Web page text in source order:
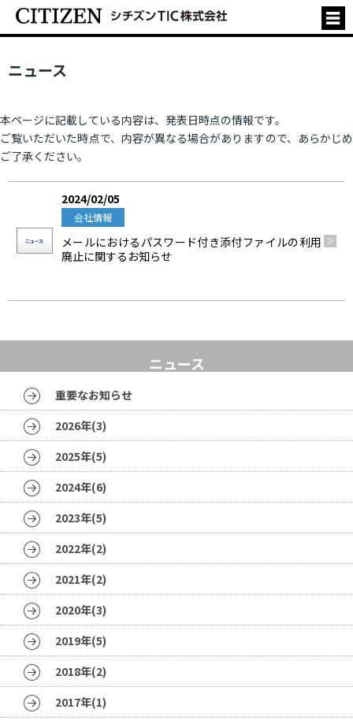
ニュース
本ページに記載している内容は、発表日時点の情報です。
ご覧いただいた時点で、内容が異なる場合がありますので、あらかじめ
ご了承ください。
2024/02/05
会社情報
メールにおけるパスワード付き添付ファイルの利用
廃止に関するお知らせ
ニュース
重要なお知らせ
2026年(3)
2025年(5)
2024年(6)
2023年(5)
2022年(2)
2021年(2)
2020年(3)
2019年(5)
2018年(2)
2017年(1)